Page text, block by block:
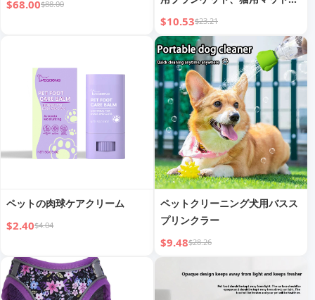
$68.00$88.00
フランネルシャーパウォーム
$10.53$23.21
ペットの肉球ケアクリーム
$2.40$4.04
ペットクリーニング犬用バスス
プリンクラー
$9.48$28.26